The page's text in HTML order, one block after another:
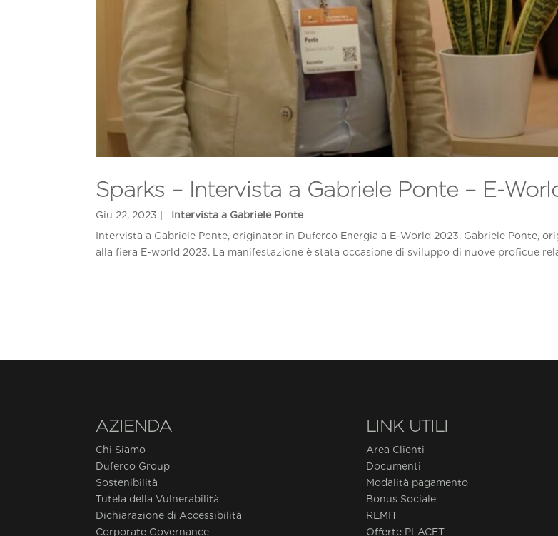
Sparks – Intervista a Gabriele Ponte – E-
Intervista a Gabriele Ponte, originator in Duferco Energia a E-World 2023. Gabriele Ponte,
alla fiera E-world 2023. La manifestazione è stata occasione di sviluppo di nuove proficue
AZIENDA
Chi Siamo
Duferco Group
Sostenibilità
Tutela della Vulnerabilità
Dichiarazione di Accessibilità
Corporate Governance
LINK UTILI
Area Clienti
Documenti
Modalità pagamento
Bonus Sociale
REMIT
Offerte PLACET